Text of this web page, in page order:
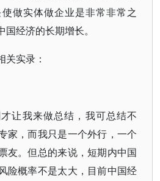
做实体做企业是非常非常之
经济的长期增长。
关实录：
让我来做总结，我可总结不
家，而我只是一个外行，一个
友。但总的来说，短期内中国
险概率不是太大，目前中国经